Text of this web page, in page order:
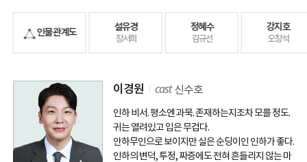
인물 관계도 설유경
장서희
정혜수
김규선
강지호
오창석
이경원 cast 신수호
인하 비서. 평소엔 과묵. 존재하는지조차 모를 정도.
귀는 열려있고 입은 무겁다.
안하무인으로 보이지만 실은 순딩이인 인하가 좋다.
인하의 변덕, 투정, 짜증에도 전혀 흔들리지 않는 마